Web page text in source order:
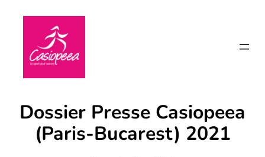
Dossier Presse Casiopeea
(Paris-Bucarest) 2021